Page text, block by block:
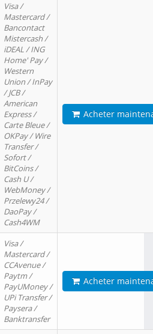
Visa /
Mastercard /
Bancontact
Mistercash /
iDEAL / ING
Home' Pay /
Western
Union / InPay
/ JCB /
American
Express /
Carte Bleue /
OKPay / Wire
Transfer /
Sofort /
BitCoins /
Cash U /
WebMoney /
Przelewy24 /
DaoPay /
Cash4WM
Acheter
Visa /
Mastercard /
CCAvenue /
Paytm /
PayUMoney /
UPi Transfer /
Paysera /
Banktransfer
Acheter